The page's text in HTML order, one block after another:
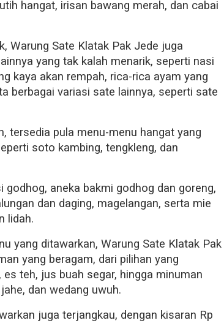
hangat, irisan bawang merah, dan cabai
Warung Sate Klatak Pak Jede juga
yang tak kalah menarik, seperti nasi
kaya akan rempah, rica-rica ayam yang
berbagai variasi sate lainnya, seperti sate
tersedia pula menu-menu hangat yang
soto kambing, tengkleng, dan
godhog, aneka bakmi godhog dan goreng,
dan daging, magelangan, serta mie
lidah.
yang ditawarkan, Warung Sate Klatak Pak
yang beragam, dari pilihan yang
teh, jus buah segar, hingga minuman
dan wedang uwuh.
juga terjangkau, dengan kisaran Rp